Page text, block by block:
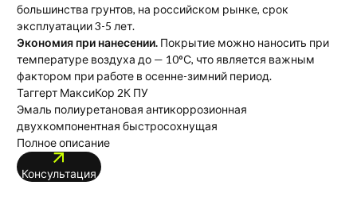
большинства грунтов, на российском рынке, срок
эксплуатации 3-5 лет.
Экономия при нанесении. Покрытие можно наносить при
температуре воздуха до — 10°С, что является важным
фактором при работе в осенне-зимний период.
Таггерт МаксиКор 2К ПУ
Эмаль полиуретановая антикоррозионная
двухкомпонентная быстросохнущая
Полное описание
Консультация